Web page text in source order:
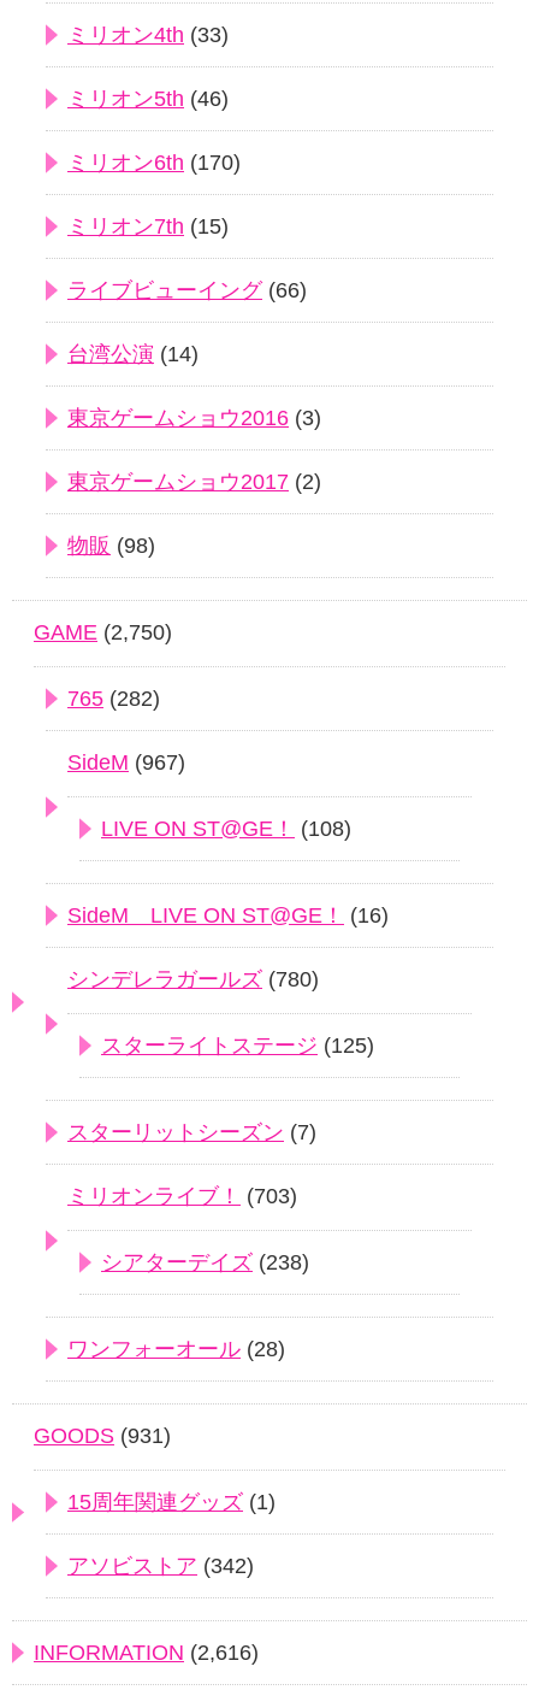
ミリオン4th (33)
ミリオン5th (46)
ミリオン6th (170)
ミリオン7th (15)
ライブビューイング(66)
台湾公演 (14)
東京ゲームショウ2016 (3)
東京ゲームショウ2017 (2)
物販 (98)
GAME (2,750)
765 (282)
SideM (967)
LIVE ON ST@GE！ (108)
SideM LIVE ON ST@GE！ (16)
シンデレラガールズ (780)
スターライトステージ (125)
スターリットシーズン (7)
ミリオンライブ！ (703)
シアターデイズ (238)
ワンフォーオール (28)
GOODS (931)
15周年関連グッズ (1)
アソビストア (342)
INFORMATION (2,616)